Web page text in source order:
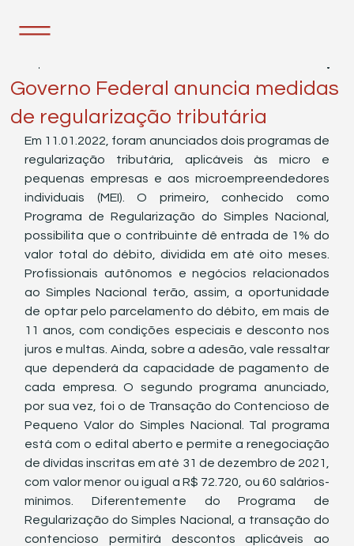
Governo Federal anuncia medidas
de regularização tributária
Em 11.01.2022, foram anunciados dois programas de
regularização tributária, aplicáveis às micro e
pequenas empresas e aos microempreendedores
individuais (MEI). O primeiro, conhecido como
Programa de Regularização do Simples Nacional,
possibilita que o contribuinte dê entrada de 1% do
valor total do débito, dividida em até oito meses.
Profissionais autônomos e negócios relacionados
ao Simples Nacional terão, assim, a oportunidade
de optar pelo parcelamento do débito, em mais de
11 anos, com condições especiais e desconto nos
juros e multas. Ainda, sobre a adesão, vale ressaltar
que dependerá da capacidade de pagamento de
cada empresa. O segundo programa anunciado,
por sua vez, foi o de Transação do Contencioso de
Pequeno Valor do Simples Nacional. Tal programa
está com o edital aberto e permite a renegociação
de dívidas inscritas em até 31 de dezembro de 2021,
com valor menor ou igual a R$ 72.720, ou 60 salários-
mínimos. Diferentemente do Programa de
Regularização do Simples Nacional, a transação do
contencioso permitirá descontos aplicáveis ao